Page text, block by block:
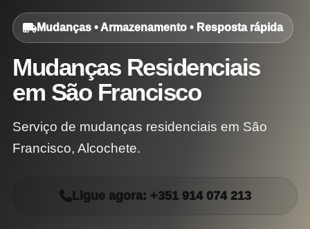
Mudanças • Armazenamento • Resposta rápida
Mudanças Residenciais
em São Francisco
Serviço de mudanças residenciais em São
Francisco, Alcochete.
Ligue agora: +351 914 074 213